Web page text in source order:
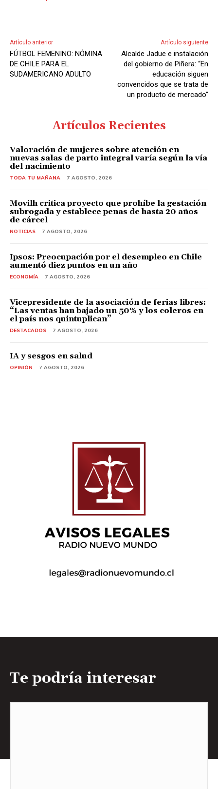
Artículo anterior
FÚTBOL FEMENINO: NÓMINA
DE CHILE PARA EL
SUDAMERICANO ADULTO
Artículo siguiente
Alcalde Jadue e instalación
del gobierno de Piñera: “En
educación siguen
convencidos que se trata de
un producto de mercado”
Artículos Recientes
Valoración de mujeres sobre atención en
nuevas salas de parto integral varía según la vía
del nacimiento
TODA TU MAÑANA 7 AGOSTO, 2026
Movilh critica proyecto que prohíbe la gestación
subrogada y establece penas de hasta 20 años
de cárcel
NOTICIAS 7 AGOSTO, 2026
Ipsos: Preocupación por el desempleo en Chile
aumentó diez puntos en un año
ECONOMÍA 7 AGOSTO, 2026
Vicepresidente de la asociación de ferias libres:
“Las ventas han bajado un 50% y los coleros en
el país nos quintuplican”
DESTACADOS 7 AGOSTO, 2026
IA y sesgos en salud
OPINIÓN 7 AGOSTO, 2026
Te podría interesar